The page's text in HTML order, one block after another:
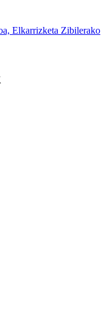
Elkarrizketa Zibilerako